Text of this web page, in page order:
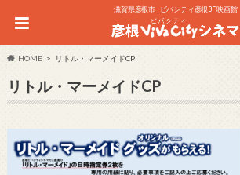
滋賀県彦根市 | ビバシティ彦根3F 映画館
HOME リトル・マーメイドCP
リトル・マーメイドCP